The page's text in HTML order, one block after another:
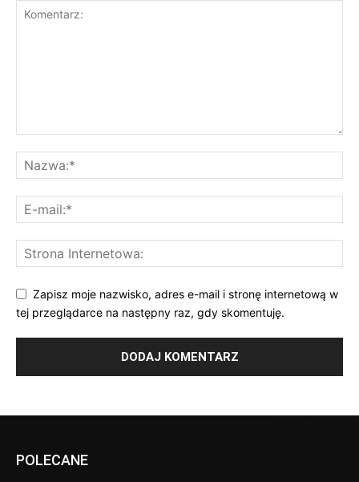
Zapisz moje nazwisko, adres e-mail i stronę internetową w
tej przeglądarce na następny raz, gdy skomentuję.
POLECANE